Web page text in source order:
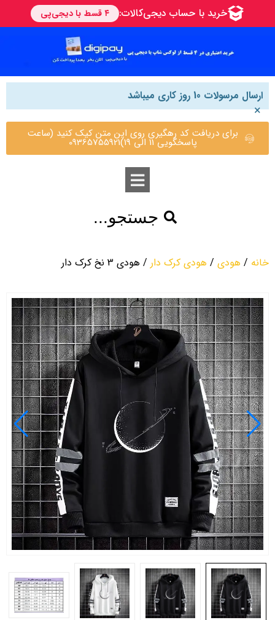
ارسال مرسولات 10 روز کاری میباشد
×
برای دریافت کد رهگیری روی این متن کیک کنید (ساعت
پاسخگویی 11 الی 19)09365755921
جستجو...
خانه / هودی / هودی کرک دار / هودی 3 نخ کرک دار